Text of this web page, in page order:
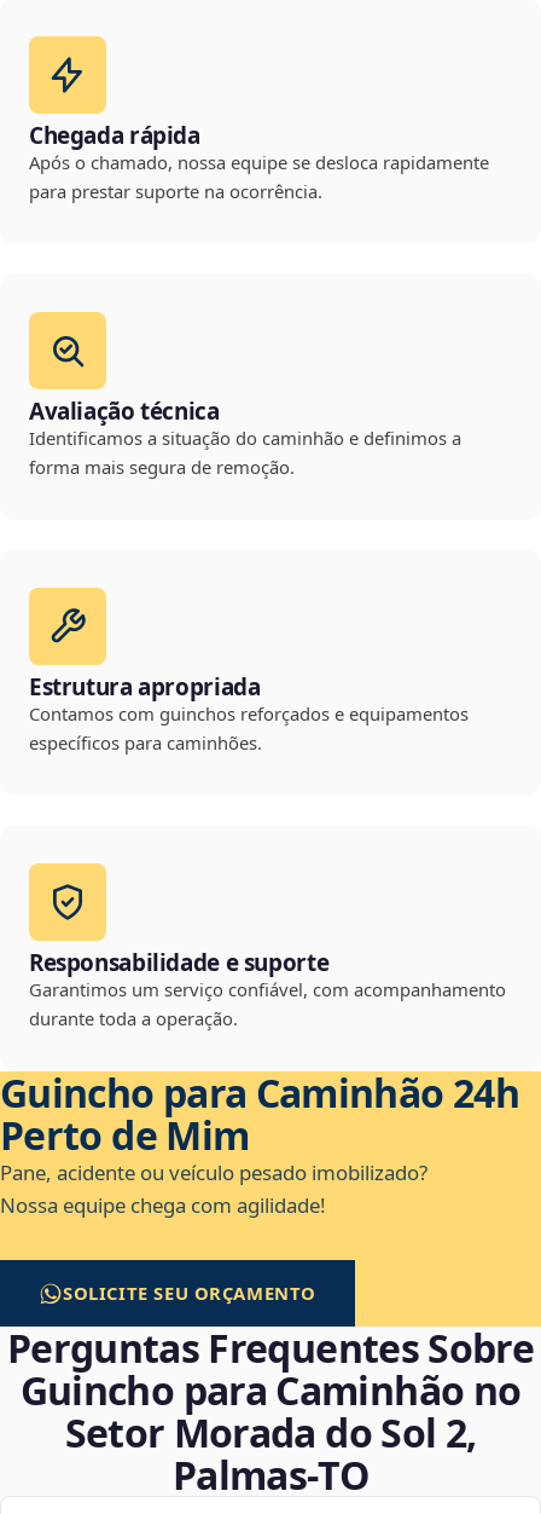
Chegada rápida
Após o chamado, nossa equipe se desloca rapidamente
para prestar suporte na ocorrência.
Avaliação técnica
Identificamos a situação do caminhão e definimos a
forma mais segura de remoção.
Estrutura apropriada
Contamos com guinchos reforçados e equipamentos
específicos para caminhões.
Responsabilidade e suporte
Garantimos um serviço confiável, com acompanhamento
durante toda a operação.
Guincho para Caminhão 24h
Perto de Mim
Pane, acidente ou veículo pesado imobilizado?
Nossa equipe chega com agilidade!
SOLICITE SEU ORÇAMENTO
Perguntas Frequentes Sobre
Guincho para Caminhão no
Setor Morada do Sol 2,
Palmas‑TO